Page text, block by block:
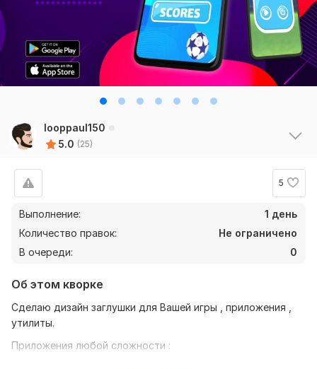
looppaul150
5.0 (25)
5
Выполнение:
1 день
Количество правок:
Не ограничено
В очереди:
0
Об этом кворке
Сделаю дизайн заглушки для Вашей игры , приложения ,
утилиты.
Приложения любой сложности :